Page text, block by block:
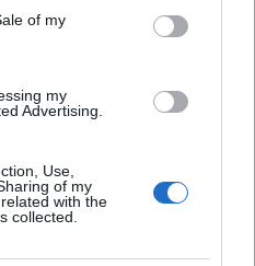
of my
my
Advertising.
Use,
of my
with the
collected.
- Duplakritika
Prius - Furiosa: Történet